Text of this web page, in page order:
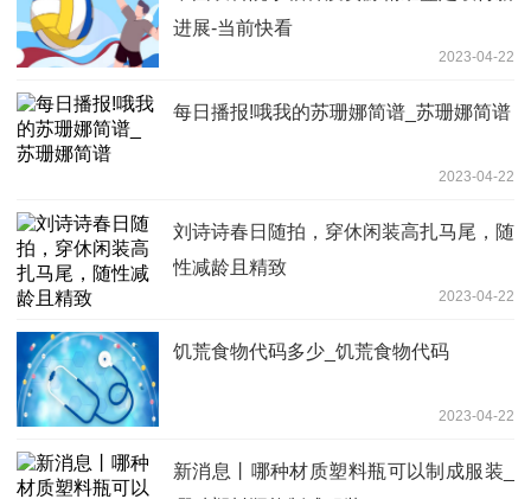
进展-当前快看
2023-04-22
每日播报!哦我的苏珊娜简谱_苏珊娜简谱
2023-04-22
刘诗诗春日随拍，穿休闲装高扎马尾，随
性减龄且精致
2023-04-22
饥荒食物代码多少_饥荒食物代码
2023-04-22
新消息丨哪种材质塑料瓶可以制成服装_